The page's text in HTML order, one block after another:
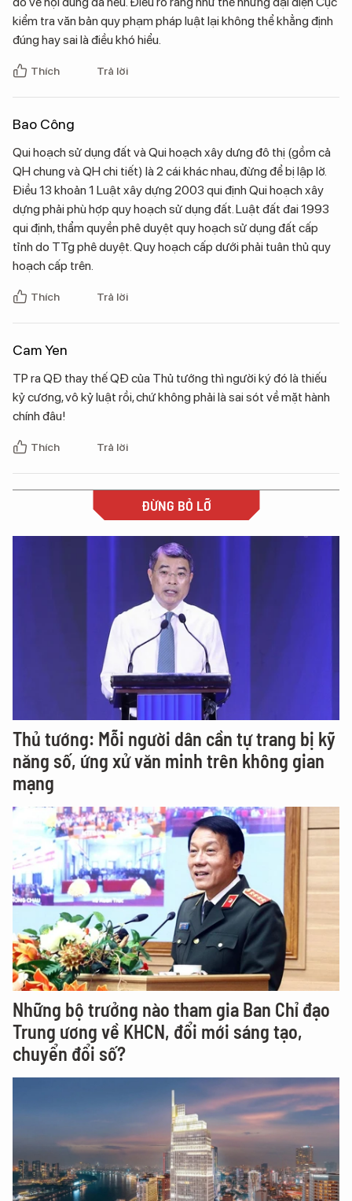
kiểm tra văn bản quy phạm pháp luật lại không thể khẳng định
đúng hay sai là điều khó hiểu.
Thích Trả lời
Bao Công
Qui hoạch sử dụng đất và Qui hoạch xây dưng đô thị (gồm cả
QH chung và QH chi tiết) là 2 cái khác nhau, đừng để bị lập lờ.
Điều 13 khoản 1 Luật xây dựng 2003 qui định Qui hoạch xây
dựng phải phù hợp quy hoạch sử dụng đất. Luật đất đai 1993
qui định, thẩm quyền phê duyệt quy hoạch sử dụng đất cấp
tỉnh do TTg phê duyệt. Quy hoạch cấp dưới phải tuân thủ quy
hoạch cấp trên.
Thích Trả lời
Cam Yen
TP ra QĐ thay thế QĐ của Thủ tướng thì người ký đó là thiếu
kỷ cương, vô kỷ luật rồi, chứ không phải là sai sót về mặt hành
chính đâu!
Thích Trả lời
ĐỪNG BỎ LỠ
Thủ tướng: Mỗi người dân cần tự trang bị kỹ
năng số, ứng xử văn minh trên không gian
mạng
Những bộ trưởng nào tham gia Ban Chỉ đạo
Trung ương về KHCN, đổi mới sáng tạo,
chuyển đổi số?